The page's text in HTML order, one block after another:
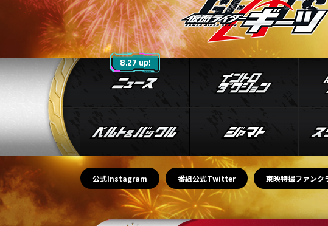
ニュース
8.27 up! イン
ベルト&バックル ジャ
公式Instagram 番組公式Twitter 東映特撮ファンク